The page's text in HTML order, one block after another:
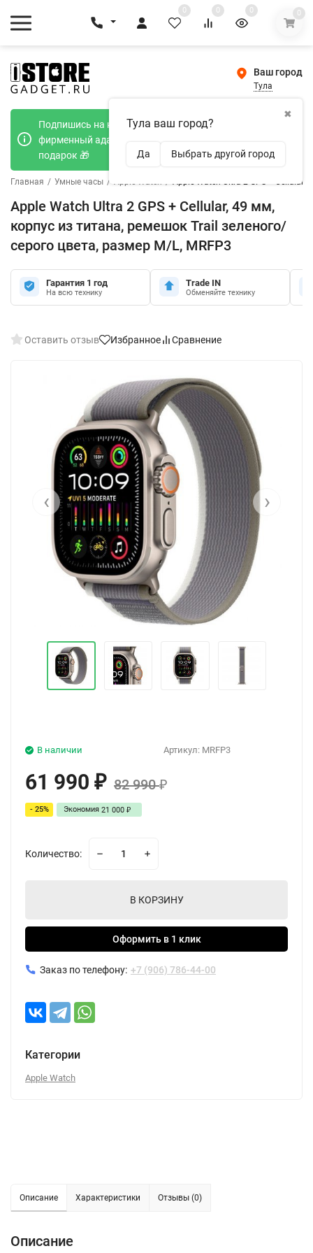
0 0 0 0
Ваш город
Тула
✖
Тула ваш город?
Да Выбрать другой город
Подпишись на наш телеграмм канал и получи
фирменный адаптер Type-C 20W при покупке в
подарок 🎁
Главная / Умные часы / Apple Watch / Apple Watch Ultra 2 GPS + Cellular,
Apple Watch Ultra 2 GPS + Cellular, 49 мм,
корпус из титана, ремешок Trail зеленого/
серого цвета, размер M/L, MRFP3
Гарантия 1 год
На всю технику
Trade IN
Обменяйте технику
Оставить отзыв Избранное Сравнение
‹ ›
Артикул: MRFP3
В наличии
61 990 ₽ 82 990₽
- 25% Экономия 21 000 ₽
Количество:
В КОРЗИНУ
Оформить в 1 клик
Заказ по телефону: +7 (906) 786-44-00
Категории
Apple Watch
Описание Характеристики Отзывы (0)
Описание